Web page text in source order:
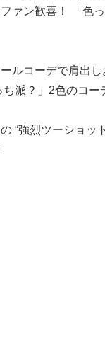
ァン歓喜！ 「色
ルコーデで肩出
派？」2色のコー
“強烈ツーショッ